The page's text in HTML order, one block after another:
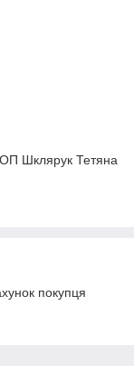
Шклярук Тетяна
покупця